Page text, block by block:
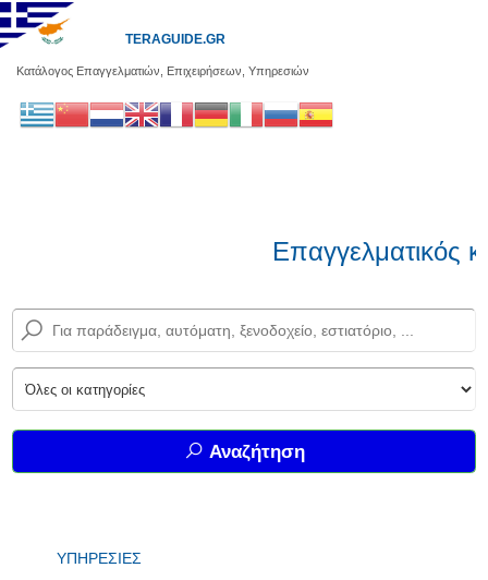
Κατάλογος Επαγγελματιών, Επιχειρήσεων, Υπηρεσιών
TERAGUIDE.GR
Επαγγελματικός
Αναζήτηση
ΥΠΗΡΕΣΙΕΣ